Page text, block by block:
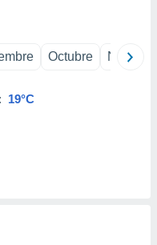
Octubre
19°C